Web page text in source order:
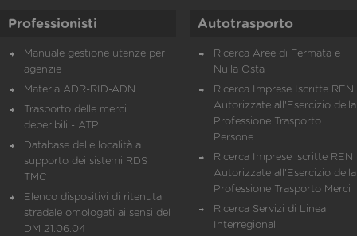
Professionisti
Manuale gestione utenze per
agenzie
Materia ADR-RID-ADN
Trasporto delle merci
deperibili - ATP
Database delle località a
supporto dei sistemi RDS
TMC
Elenco dispositivi di ritenuta
stradale omologati ai sensi del
DM 21.06.04
Autotrasporto
Ricerca Aree di Fermata e
Nulla Osta
Ricerca Imprese Iscritte REN
Autorizzate all'Esercizio della
Professione Trasporto
Persone
Ricerca Imprese iscritte REN
Autorizzate all'Esercizio della
Professione Trasporto Merci
Ricerca Servizi di Linea
Interregionali